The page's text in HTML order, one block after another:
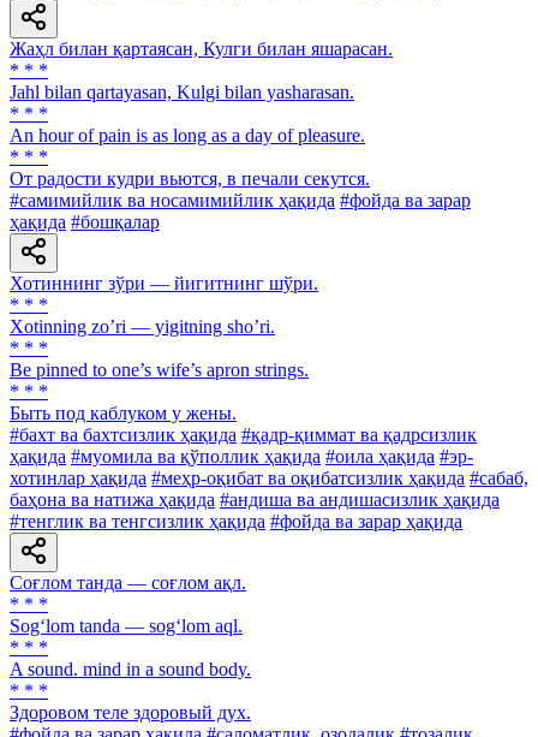
Жаҳл билан қартаясан, Кулги билан яшарасан.
* * *
Jahl bilan qartayasan, Kulgi bilan yasharasan.
* * *
An hour of pain is as long as a day of pleasure.
* * *
От радости кудри вьются, в печали секутся.
#самимийлик ва носамимийлик ҳақида #фойда ва зарар
ҳақида #бошқалар
Хотиннинг зўри — йигитнинг шўри.
* * *
Xotinning zoʼri — yigitning shoʼri.
* * *
Be pinned to one’s wife’s apron strings.
* * *
Быть под каблуком у жены.
#бахт ва бахтсизлик ҳақида #қадр-қиммат ва қадрсизлик
ҳақида #муомила ва қўполлик ҳақида #оила ҳақида #эр-
хотинлар ҳақида #меҳр-оқибат ва оқибатсизлик ҳақида #сабаб,
баҳона ва натижа ҳақида #андиша ва андишасизлик ҳақида
#тенглик ва тенгсизлик ҳақида #фойда ва зарар ҳақида
Соғлом танда — соғлом ақл.
* * *
Sog‘lom tanda — sog‘lom aql.
* * *
A sound. mind in a sound body.
* * *
Здоровом теле здоровый дух.